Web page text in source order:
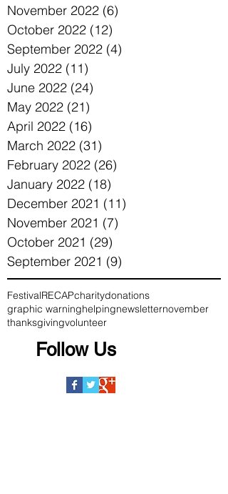
November 2022 (6)
October 2022 (12)
September 2022 (4)
July 2022 (11)
June 2022 (24)
May 2022 (21)
April 2022 (16)
March 2022 (31)
February 2022 (26)
January 2022 (18)
December 2021 (11)
November 2021 (7)
October 2021 (29)
September 2021 (9)
FestivalRECAPcharitydonations
graphic warninghelpingnewsletternovember
thanksgivingvolunteer
Follow Us